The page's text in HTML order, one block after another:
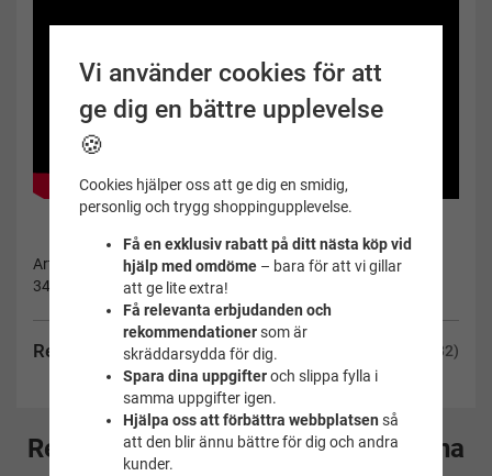
Recensioner (32)
Artikelnummer:
34-2410BA
Rekommenderade tillbehör till denna
Vi använder cookies för att
ge dig en bättre upplevelse
🍪
Cookies hjälper oss att ge dig en smidig,
personlig och trygg shoppingupplevelse.
Få en exklusiv rabatt på ditt nästa köp vid
hjälp med omdöme– bara för att vi gillar
att ge lite extra!
Få relevanta erbjudanden och
rekommendationersom är
skräddarsydda för dig.
Spara dina uppgifteroch slippa fylla i
samma uppgifter igen.
Hjälpa oss att förbättra webbplatsen så
att den blir ännu bättre för dig och andra
kunder.